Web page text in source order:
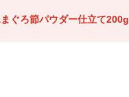
ぐろ節パウダー仕立て200g